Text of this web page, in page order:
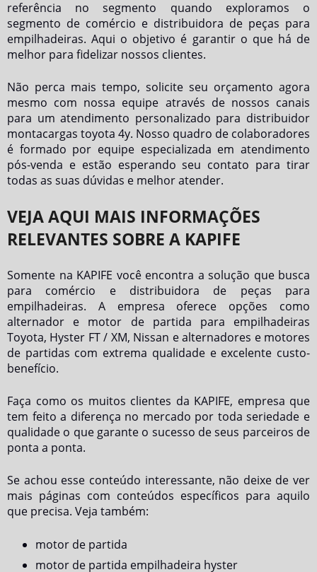
referência no segmento quando exploramos o
segmento de comércio e distribuidora de peças para
empilhadeiras. Aqui o objetivo é garantir o que há de
melhor para fidelizar nossos clientes.
Não perca mais tempo, solicite seu orçamento agora
mesmo com nossa equipe através de nossos canais
para um atendimento personalizado para distribuidor
montacargas toyota 4y. Nosso quadro de colaboradores
é formado por equipe especializada em atendimento
pós-venda e estão esperando seu contato para tirar
todas as suas dúvidas e melhor atender.
VEJA AQUI MAIS INFORMAÇÕES
RELEVANTES SOBRE A KAPIFE
Somente na KAPIFE você encontra a solução que busca
para comércio e distribuidora de peças para
empilhadeiras. A empresa oferece opções como
alternador e motor de partida para empilhadeiras
Toyota, Hyster FT / XM, Nissan e alternadores e motores
de partidas com extrema qualidade e excelente custo-
benefício.
Faça como os muitos clientes da KAPIFE, empresa que
tem feito a diferença no mercado por toda seriedade e
qualidade o que garante o sucesso de seus parceiros de
ponta a ponta.
Se achou esse conteúdo interessante, não deixe de ver
mais páginas com conteúdos específicos para aquilo
que precisa. Veja também:
motor de partida
motor de partida empilhadeira hyster